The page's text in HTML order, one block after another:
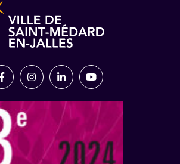
Lien vers le compte Facebook
Lien vers le compte Instagram
Lien vers le compte
Lien vers la